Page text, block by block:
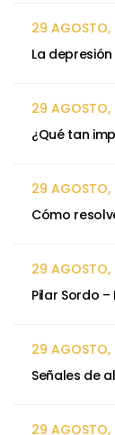
29
La
29
¿Qué tan
29
Cómo
29
Pilar Sordo
29
Señales de
29